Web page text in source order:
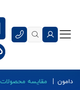
دامون مقایسه محصولات